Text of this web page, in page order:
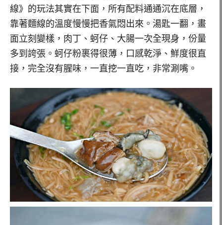
線》的玩法其實在下面，所有配料通通沉在底層，
靠著麵線的溫度慢慢把香氣悶出來。湯匙一翻，畫
面立刻變樣，肉丁、蚵仔、大腸一次全現身，份量
多到誇張。蚵仔粉裹得很薄，口感乾淨、鮮度很直
接，完全沒有腥味，一直挖一直吃，非常涮嘴。